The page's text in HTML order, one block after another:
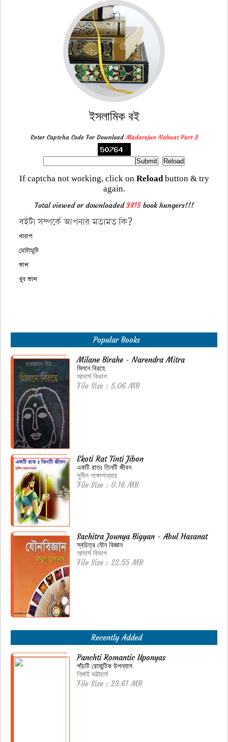
ইসলামিক বই
Enter Captcha Code For Download Madarejun Nabuat Part-2
If captcha not working, click on Reloadbutton & try
again.
Total viewed or downloaded3815book hungers!!!
Popular Books
Milane Birahe - Narendra Mitra
মিলনে বিরহে
আদার্স বিভাগ
File Size : 5.06 MB
Ekoti Rat Tinti Jibon
একটি রাতঃ তিনটি জীবন
সুনীল গঙ্গোপাধ্যায়
File Size : 0.16 MB
Sachitra Jounya Bigyan - Abul Hasanat
স্বচিত্র যৌন বিজ্ঞান
আদার্স বিভাগ
File Size : 22.55 MB
Recently Added
Panchti Romantic Uponyas
পাঁচটি রোমান্টিক উপন্যাস
নিমাই ভট্টাচার্য
File Size : 23.61 MB